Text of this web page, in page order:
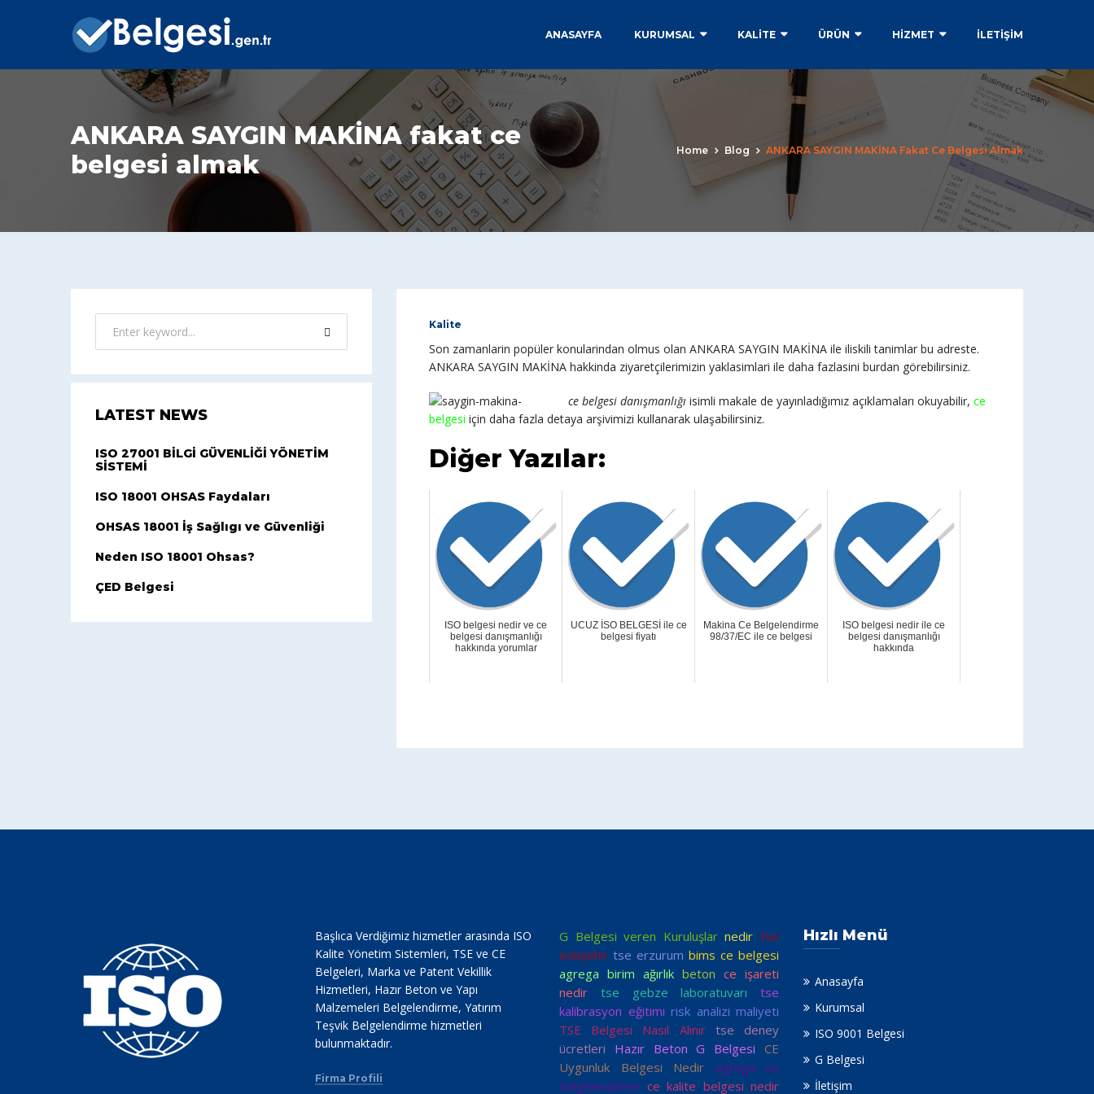
ANASAYFA KURUMSAL KALİTE ÜRÜN HİZMET İLETIŞIM
ANKARA SAYGIN MAKİNA fakat ce
belgesi almak
Home Blog ANKARA SAYGIN MAKİNA Fakat Ce Belgesi Almak
Kalite
Son zamanlarin popüler konularindan olmus olan ANKARA SAYGIN MAKİNA ile iliskili tanimlar bu adreste.
ANKARA SAYGIN MAKİNA hakkinda ziyaretçilerimizin yaklasimlari ile daha fazlasini burdan görebilirsiniz.
ce belgesi danışmanlığı isimli makale de yayınladığımız açıklamaları okuyabilir, ce
belgesi için daha fazla detaya arşivimizi kullanarak ulaşabilirsiniz.
Diğer Yazılar:
ISO belgesi nedir ve ce
belgesi danışmanlığı
hakkında yorumlar
UCUZ İSO BELGESİ ile ce
belgesi fiyatı
Makina Ce Belgelendirme
98/37/EC ile ce belgesi
ISO belgesi nedir ile ce
belgesi danışmanlığı
hakkında
LATEST NEWS
ISO 27001 BİLGİ GÜVENLİĞİ YÖNETİM
SİSTEMİ
ISO 18001 OHSAS Faydaları
OHSAS 18001 İş Sağlıgı ve Güvenliği
Neden ISO 18001 Ohsas?
ÇED Belgesi
Başlıca Verdiğimiz hizmetler arasında ISO
Kalite Yönetim Sistemleri, TSE ve CE
Belgeleri, Marka ve Patent Vekillik
Hizmetleri, Hazır Beton ve Yapı
Malzemeleri Belgelendirme, Yatırım
Teşvik Belgelendirme hizmetleri
bulunmaktadır.
Firma Profili
G Belgesi veren Kuruluşlar nedir tse
eskişehir tse erzurum bims ce belgesi
agrega birim ağırlık beton ce işareti
nedir
tse gebze laboratuvarı
tse
kalibrasyon eğitimi risk analizi maliyeti
TSE Belgesi Nasıl Alınır
tse deney
ücretleri
Hazır Beton G Belgesi
CE
Uygunluk Belgesi Nedir
agrega ce
belgelendirme ce kalite belgesi nedir
Hızlı Menü
Anasayfa
Kurumsal
ISO 9001 Belgesi
G Belgesi
İletişim